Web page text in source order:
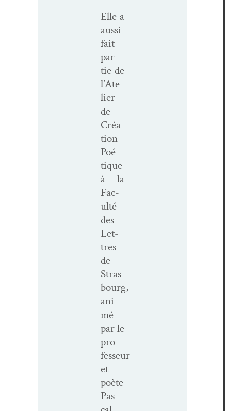
Elle a
aus­si
fait
par­
tie de
l’Ate­
lier
de
Créa­
tion
Poé­
tique
à la
Fac­
ulté
des
Let­
tres
de
Stras­
bourg,
ani­
mé
par le
pro­
fesseur
et
poète
Pas­